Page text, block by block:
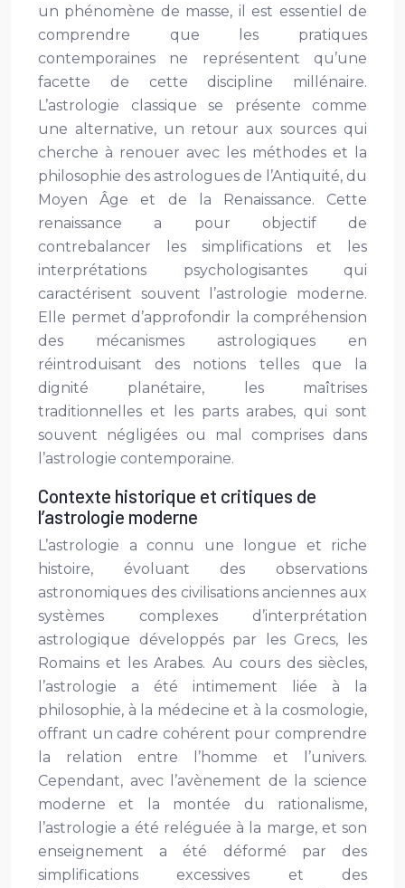
un phénomène de masse, il est essentiel de
comprendre que les pratiques
contemporaines ne représentent qu’une
facette de cette discipline millénaire.
L’astrologie classique se présente comme
une alternative, un retour aux sources qui
cherche à renouer avec les méthodes et la
philosophie des astrologues de l’Antiquité, du
Moyen Âge et de la Renaissance. Cette
renaissance a pour objectif de
contrebalancer les simplifications et les
interprétations psychologisantes qui
caractérisent souvent l’astrologie moderne.
Elle permet d’approfondir la compréhension
des mécanismes astrologiques en
réintroduisant des notions telles que la
dignité planétaire, les maîtrises
traditionnelles et les parts arabes, qui sont
souvent négligées ou mal comprises dans
l’astrologie contemporaine.
Contexte historique et critiques de
l’astrologie moderne
L’astrologie a connu une longue et riche
histoire, évoluant des observations
astronomiques des civilisations anciennes aux
systèmes complexes d’interprétation
astrologique développés par les Grecs, les
Romains et les Arabes. Au cours des siècles,
l’astrologie a été intimement liée à la
philosophie, à la médecine et à la cosmologie,
offrant un cadre cohérent pour comprendre
la relation entre l’homme et l’univers.
Cependant, avec l’avènement de la science
moderne et la montée du rationalisme,
l’astrologie a été reléguée à la marge, et son
enseignement a été déformé par des
simplifications excessives et des